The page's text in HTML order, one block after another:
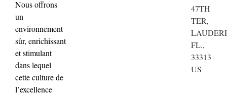
Nous offrons
un
environnement
sûr, enrichissant
et stimulant
dans lequel
cette culture de
l’excellence
47TH
TER,
FL.,
33313
US